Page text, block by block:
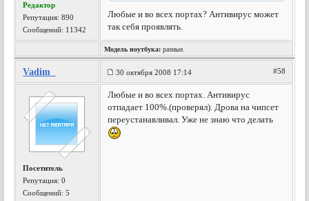
Редактор
Репутация:890
Сообщений: 11342
Любые и во всех портах? Антивирус может
так себя проявлять.
Модель ноутбука: разные.
Vadim_ 30 октября 2008 17:14 #58
Посетитель
Репутация:0
Сообщений: 5
Любые и во всех портах. Антивирус
отпадает 100%.(проверял). Дрова на чипсет
переустанавливал. Уже не знаю что делать